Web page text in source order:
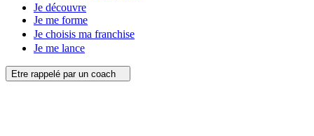
Je découvre
Je me forme
Je choisis ma franchise
Je me lance
Etre rappelé par un coach